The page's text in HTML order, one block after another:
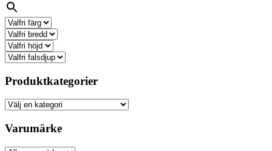
Produktkategorier
Varumärke